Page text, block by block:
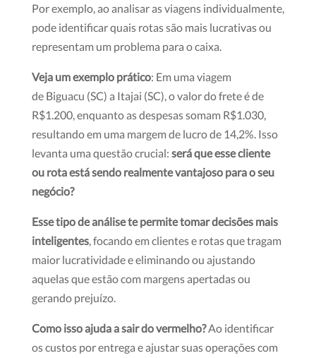
Por exemplo, ao analisar as viagens individualmente,
pode identificar quais rotas são mais lucrativas ou
representam um problema para o caixa.
Veja um exemplo prático: Em uma viagem
de Biguacu (SC) a Itajai (SC), o valor do frete é de
R$1.200, enquanto as despesas somam R$1.030,
resultando em uma margem de lucro de 14,2%. Isso
levanta uma questão crucial: será que esse cliente
ou rota está sendo realmente vantajoso para o seu
negócio?
Esse tipo de análise te permite tomar decisões mais
inteligentes, focando em clientes e rotas que tragam
maior lucratividade e eliminando ou ajustando
aquelas que estão com margens apertadas ou
gerando prejuízo.
Como isso ajuda a sair do vermelho?Ao identificar
os custos por entrega e ajustar suas operações com